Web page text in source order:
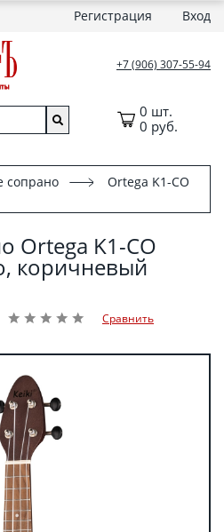
Регистрация Вход
+7 (906) 307-55-94
0 шт.
0 руб.
сопрано
Ortega K1-CO
Ortega K1-CO
коричневый
Сравнить